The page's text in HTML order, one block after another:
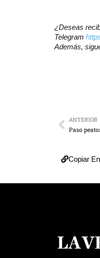
¿Deseas
Telegram
Además,
ANTERIOR
Copiar